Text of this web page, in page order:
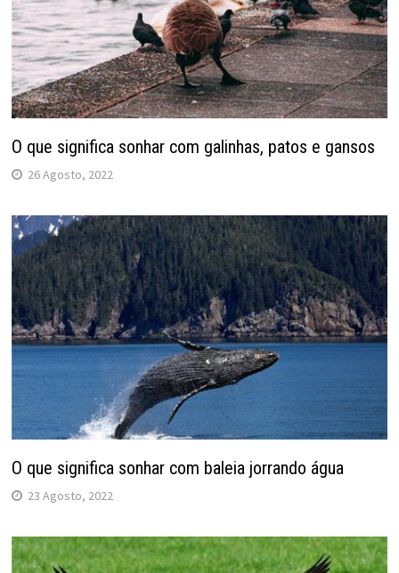
O que significa sonhar com galinhas, patos e gansos
26 Agosto, 2022
O que significa sonhar com baleia jorrando água
23 Agosto, 2022